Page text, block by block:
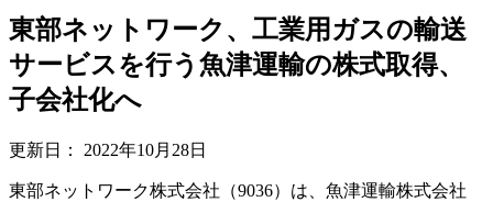
東部ネットワーク、工業用ガスの輸送
サービスを行う魚津運輸の株式取得、
子会社化へ
更新日： 2022年10月28日
東部ネットワーク株式会社（9036）は、魚津運輸株式会社